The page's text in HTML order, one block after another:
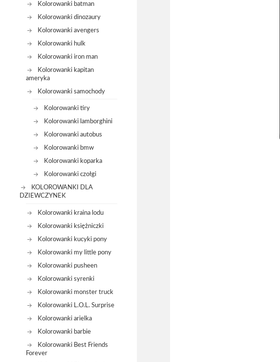
Kolorowanki batman
Kolorowanki dinozaury
Kolorowanki avengers
Kolorowanki hulk
Kolorowanki iron man
Kolorowanki kapitan
ameryka
Kolorowanki samochody
Kolorowanki tiry
Kolorowanki lamborghini
Kolorowanki autobus
Kolorowanki bmw
Kolorowanki koparka
Kolorowanki czołgi
KOLOROWANKI DLA
DZIEWCZYNEK
Kolorowanki kraina lodu
Kolorowanki księżniczki
Kolorowanki kucyki pony
Kolorowanki my little pony
Kolorowanki pusheen
Kolorowanki syrenki
Kolorowanki monster truck
Kolorowanki L.O.L. Surprise
Kolorowanki arielka
Kolorowanki barbie
Kolorowanki Best Friends
Forever